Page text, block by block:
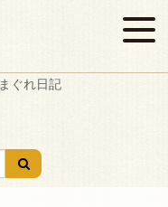
ぐれ日記